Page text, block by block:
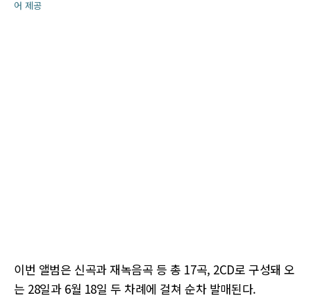
어 제공
이번 앨범은 신곡과 재녹음곡 등 총 17곡, 2CD로 구성돼 오
는 28일과 6월 18일 두 차례에 걸쳐 순차 발매된다.